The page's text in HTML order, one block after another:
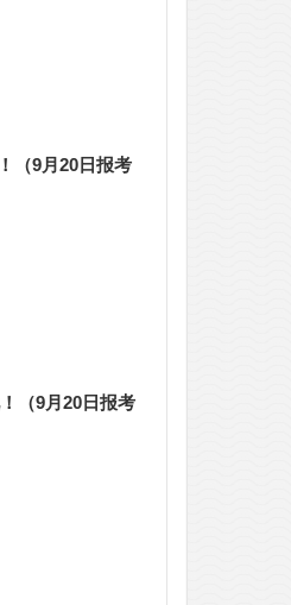
（9月20日报考
（9月20日报考